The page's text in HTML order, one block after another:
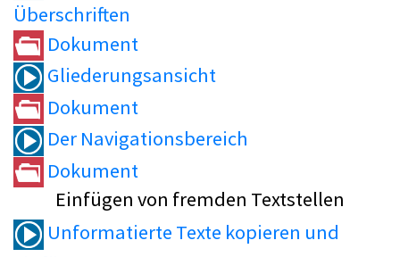
Überschriften
Dokument
Gliederungsansicht
Dokument
Der Navigationsbereich
Dokument
Einfügen von fremden Textstellen
Unformatierte Texte kopieren und